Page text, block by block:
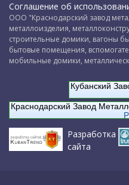
Соглашение об
ООО "Краснодарский завод
металлоизделия,
строительные домики, вагоны
бытовые помещения,
мобильные домики,
Кубанский
Краснодарский Завод
Разработка
сайта